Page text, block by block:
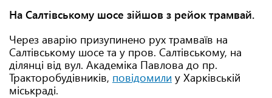
На Салтівському шосе зійшов з рейок трамвай.
Через аварію призупинено рух трамваїв на
Салтівському шосе та у пров. Салтівському, на
ділянці від вул. Академіка Павлова до пр.
Тракторобудівників, повідомили у Харківській
міськраді.